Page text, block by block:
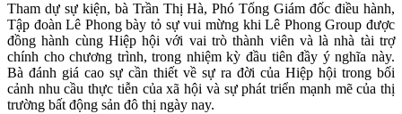
Tham dự sự kiện, bà Trần Thị Hà, Phó Tổng Giám đốc điều hành,
Tập đoàn Lê Phong bày tỏ sự vui mừng khi Lê Phong Group được
đồng hành cùng Hiệp hội với vai trò thành viên và là nhà tài trợ
chính cho chương trình, trong nhiệm kỳ đầu tiên đầy ý nghĩa này.
Bà đánh giá cao sự cần thiết về sự ra đời của Hiệp hội trong bối
cảnh nhu cầu thực tiễn của xã hội và sự phát triển mạnh mẽ của thị
trường bất động sản đô thị ngày nay.